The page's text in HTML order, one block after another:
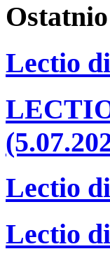
Ostatnio
Lectio
Lectio
Lectio